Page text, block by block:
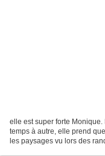
elle est super forte
temps à autre, elle prend
les paysages vu lors des